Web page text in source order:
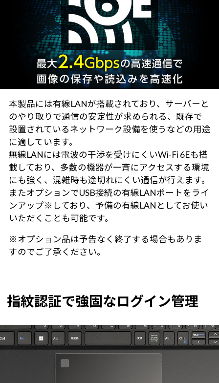
本製品には有線LANが搭載されており、サーバーと
のやり取りで通信の安定性が求められる、既存で
設置されているネットワーク設備を使うなどの用途
に適しています。
無線LANには電波の干渉を受けにくいWi-Fi 6Eも搭
載しており、多数の機器が一斉にアクセスする環境
にも強く、混雑時も途切れにくい通信が行えます。
またオプションでUSB接続の有線LANポートをライ
ンアップ※しており、予備の有線LANとしてお使い
いただくことも可能です。
※オプション品は予告なく終了する場合もありま
すのでご了承ください。
指紋認証で強固なログイン管理